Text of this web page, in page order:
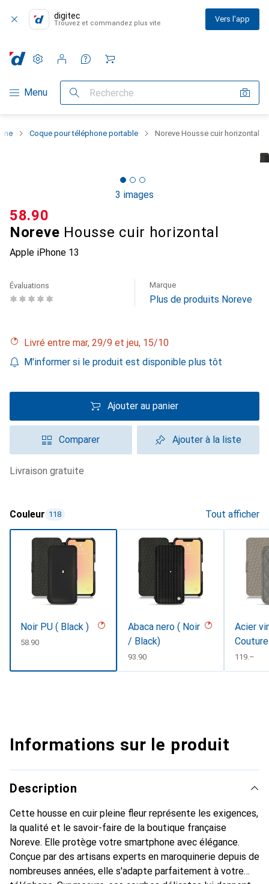
digitec
Trouvez et commandez plus vite Vers l'app
Navigation par catégorie
Menu Recherche
Paramètres
Compte client
Listes de comparaison
Listes d'envies
Panier
Coque pour téléphone portable Noreve Housse cuir horizontal
3 images
Noreve Housse cuir horizontal
Apple iPhone 13
CHF
58.90
Évaluations Marque
Plus de produits Noreve
Livré entre mar, 29/9 et jeu, 15/10
M'informer si le produit est disponible plus tôt
Ajouter au panier
Comparer Ajouter à la liste
livraison gratuite
Couleur 118 Tout afficher
Noir PU ( Black )
CHF
58.90
Abaca nero ( Noir
/ Black)
CHF
93.90
Acier
Couture
CHF
119.–
Informations sur le produit
Description
Cette housse en cuir pleine fleur représente les exigences,
la qualité et le savoir-faire de la boutique française
Noreve. Elle protège votre smartphone avec élégance.
Conçue par des artisans experts en maroquinerie depuis de
nombreuses années, elle s'adapte parfaitement à votre